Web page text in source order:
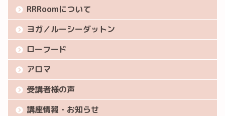
RRRoomについて
ヨガ／ルーシーダットン
ローフード
アロマ
受講者様の声
講座情報・お知らせ